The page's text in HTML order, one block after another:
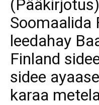
Soomaalida
leedahay
Finland
sidee
karaa